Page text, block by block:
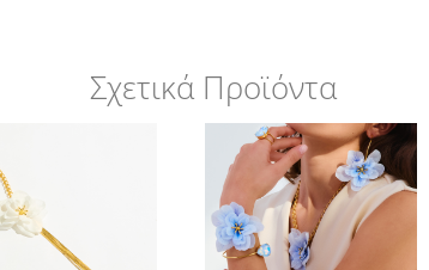
Σχετικά Προϊόντα